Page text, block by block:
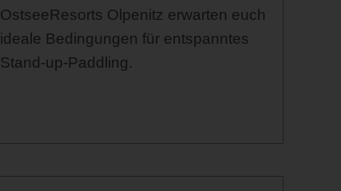
OstseeResorts Olpenitz erwarten euch
ideale Bedingungen für entspanntes
Stand-up-Paddling.